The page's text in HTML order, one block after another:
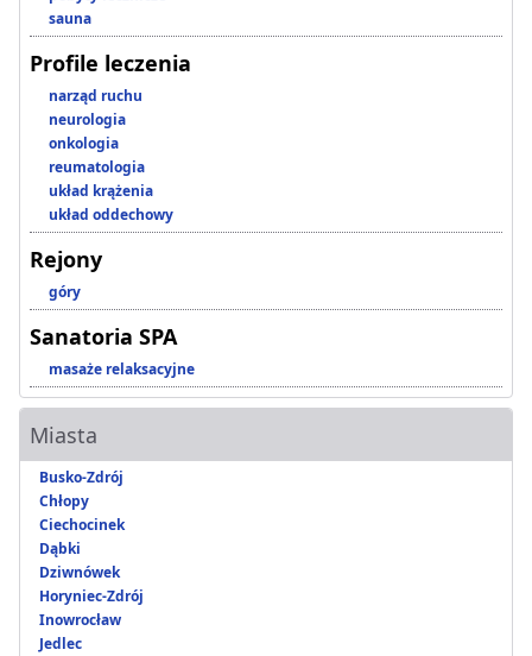
sauna
Profile leczenia
narząd ruchu
neurologia
onkologia
reumatologia
układ krążenia
układ oddechowy
Rejony
góry
Sanatoria SPA
masaże relaksacyjne
Miasta
Busko-Zdrój
Chłopy
Ciechocinek
Dąbki
Dziwnówek
Horyniec-Zdrój
Inowrocław
Jedlec